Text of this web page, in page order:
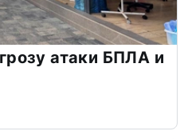
атаки БПЛА и